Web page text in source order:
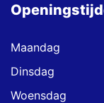
Maandag
Dinsdag
Woensdag